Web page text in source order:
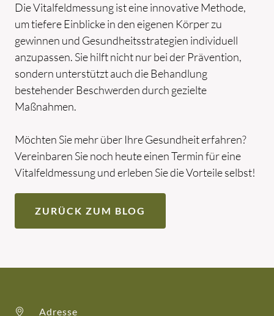
Die Vitalfeldmessung ist eine innovative Methode,
um tiefere Einblicke in den eigenen Körper zu
gewinnen und Gesundheitsstrategien individuell
anzupassen. Sie hilft nicht nur bei der Prävention,
sondern unterstützt auch die Behandlung
bestehender Beschwerden durch gezielte
Maßnahmen.
Möchten Sie mehr über Ihre Gesundheit erfahren?
Vereinbaren Sie noch heute einen Termin für eine
Vitalfeldmessung und erleben Sie die Vorteile selbst!
ZURÜCK ZUM BLOG
Adresse